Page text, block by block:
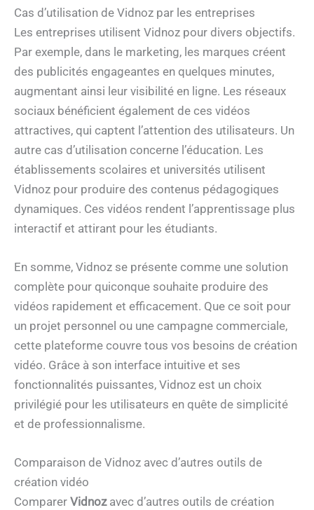
Cas d’utilisation de Vidnoz par les entreprises
Les entreprises utilisent Vidnoz pour divers objectifs.
Par exemple, dans le marketing, les marques créent
des publicités engageantes en quelques minutes,
augmentant ainsi leur visibilité en ligne. Les réseaux
sociaux bénéficient également de ces vidéos
attractives, qui captent l’attention des utilisateurs. Un
autre cas d’utilisation concerne l’éducation. Les
établissements scolaires et universités utilisent
Vidnoz pour produire des contenus pédagogiques
dynamiques. Ces vidéos rendent l’apprentissage plus
interactif et attirant pour les étudiants.
En somme, Vidnoz se présente comme une solution
complète pour quiconque souhaite produire des
vidéos rapidement et efficacement. Que ce soit pour
un projet personnel ou une campagne commerciale,
cette plateforme couvre tous vos besoins de création
vidéo. Grâce à son interface intuitive et ses
fonctionnalités puissantes, Vidnoz est un choix
privilégié pour les utilisateurs en quête de simplicité
et de professionnalisme.
Comparaison de Vidnoz avec d’autres outils de
création vidéo
Comparer Vidnozavec d’autres outils de création